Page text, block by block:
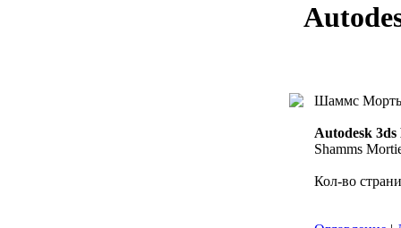
Шаммс
Autodesk
Shamms
Кол-во